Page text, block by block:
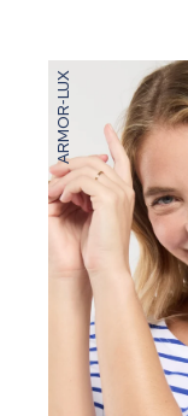
ARMOR-LUX